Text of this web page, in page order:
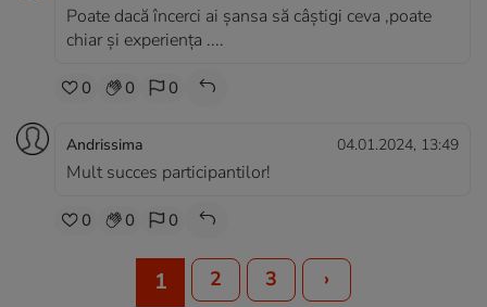
Poate dacă încerci ai șansa să câștigi ceva ,poate
chiar și experiența ....
0 0 0
Andrissima 04.01.2024, 13:49
Mult succes participantilor!
0 0 0
1 2 3 ›